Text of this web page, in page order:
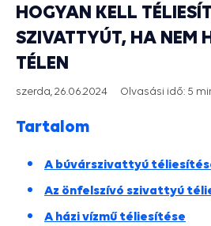
HOGYAN KELL
SZIVATTYÚT, HA NEM
TÉLEN
szerda, 26.06.2024 Olvasási idő: 5
Tartalom
A búvárszivattyú
Az önfelszívó szivattyú
A házi vízmű téliesítése